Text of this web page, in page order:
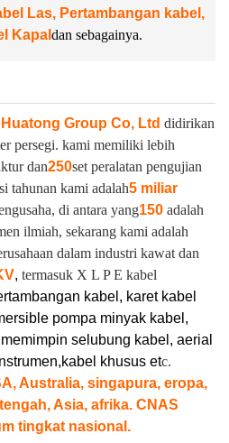
Las, Pertambangan kabel,
Kapal dan sebagainya.
Group Co, Ltd didirikan
persegi. kami memiliki lebih
dan250set peralatan pengujian
tahunan kami adalah5 miliar
di antara yang150 adalah
ilmiah, sekarang kami adalah
dalam industri kawat dan
, termasuk X L P E kabel
kabel, karet kabel
pompa minyak kabel,
selubung kabel, aerial
kabel khusus etc.
Australia, singapura, eropa,
Asia, afrika. CNAS
tingkat nasional.